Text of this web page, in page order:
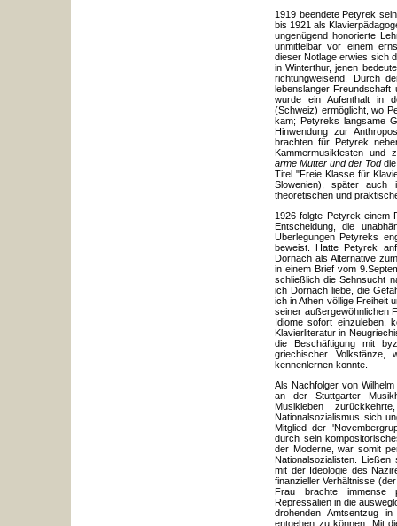
1919 beendete Petyrek
bis 1921 als
ungenügend honorierte
unmittelbar vor einem
dieser Notlage erwies sich
in Winterthur, jenen
richtungweisend. Durch
lebenslanger Freundschaft
wurde ein Aufenthalt in
(Schweiz) ermöglicht, wo
kam; Petyreks langsame
Hinwendung zur
brachten für Petyrek
Kammermusikfesten und
arme Mutter und der Toddie
Titel "Freie Klasse für
Slowenien), später auch
theoretischen und
1926 folgte Petyrek einem
Entscheidung, die
Überlegungen Petyreks
beweist. Hatte Petyrek
Dornach als Alternative
in einem Brief vom
schließlich die Sehnsucht
ich Dornach liebe, die
ich in Athen völlige Freiheit
seiner außergewöhnlichen
Idiome sofort einzuleben,
Klavierliteratur in
die Beschäftigung mit
griechischer Volkstänze,
kennenlernen konnte.
Als Nachfolger von
an der Stuttgarter
Musikleben
Nationalsozialismus sich
Mitglied der
durch sein
der Moderne, war somit
Nationalsozialisten.
mit der Ideologie des
finanzieller Verhältnisse
Frau brachte immense
Repressalien in die
drohenden Amtsentzug
entgehen zu können. Mit